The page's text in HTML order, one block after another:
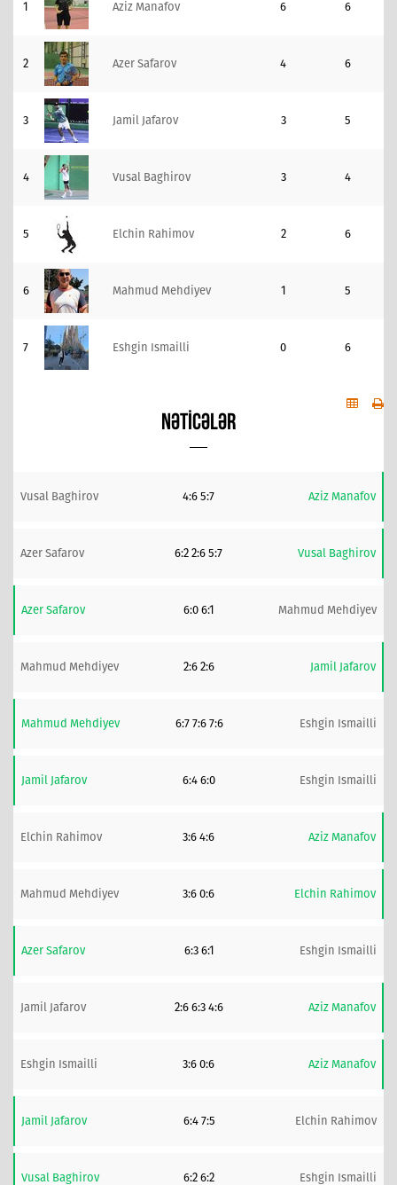
1 Aziz Manafov 6 6
2 Azer Safarov 4 6
3 Jamil Jafarov 3 5
4 Vusal Baghirov 3 4
5 Elchin Rahimov 2 6
6 Mahmud Mehdiyev 1 5
7 Eshgin Ismailli 0 6
NƏTICƏLƏR
Vusal Baghirov 4:6 5:7 Aziz Manafov
Azer Safarov 6:2 2:6 5:7 Vusal Baghirov
Azer Safarov 6:0 6:1 Mahmud Mehdiyev
Mahmud Mehdiyev 2:6 2:6 Jamil Jafarov
Mahmud Mehdiyev 6:7 7:6 7:6 Eshgin Ismailli
Jamil Jafarov 6:4 6:0 Eshgin Ismailli
Elchin Rahimov 3:6 4:6 Aziz Manafov
Mahmud Mehdiyev 3:6 0:6 Elchin Rahimov
Azer Safarov 6:3 6:1 Eshgin Ismailli
Jamil Jafarov 2:6 6:3 4:6 Aziz Manafov
Eshgin Ismailli 3:6 0:6 Aziz Manafov
Jamil Jafarov 6:4 7:5 Elchin Rahimov
Vusal Baghirov 6:2 6:2 Eshgin Ismailli